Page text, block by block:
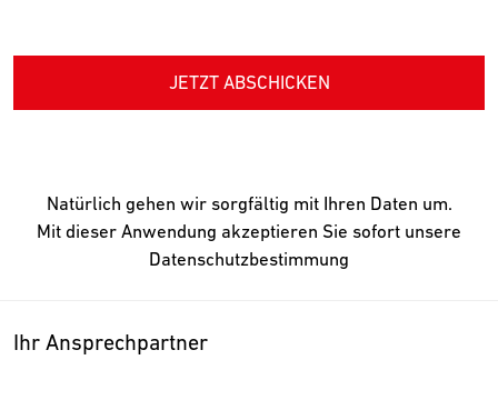
JETZT ABSCHICKEN
Natürlich gehen wir sorgfältig mit Ihren Daten um.
Mit dieser Anwendung akzeptieren Sie sofort unsere
Datenschutzbestimmung
Ihr Ansprechpartner